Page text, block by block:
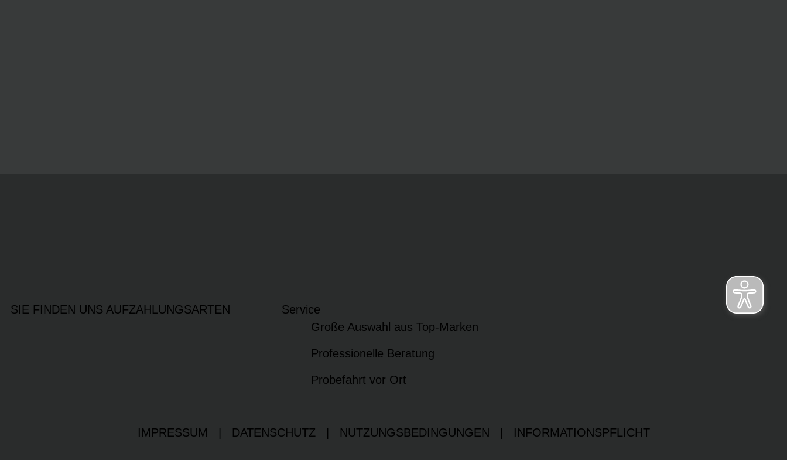
SIE FINDEN UNS AUFZAHLUNGSARTEN
Service
Große Auswahl aus Top-Marken
Professionelle Beratung
Probefahrt vor Ort
IMPRESSUM DATENSCHUTZ NUTZUNGSBEDINGUNGEN INFORMATIONSPFLICHT